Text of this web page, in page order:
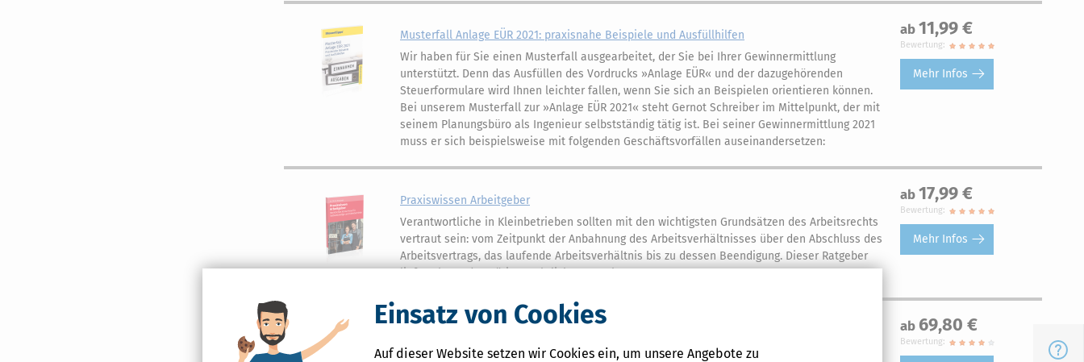
Einsatz von Cookies
Auf dieser Website setzen wir Cookies ein, um unsere Angebote zu
FAQ
Musterfall Anlage EÜR 2021: praxisnahe Beispiele und Ausfüllhilfen
Wir haben für Sie einen Musterfall ausgearbeitet, der Sie bei Ihrer Gewinnermittlung
unterstützt. Denn das Ausfüllen des Vordrucks »Anlage EÜR« und der dazugehörenden
Steuerformulare wird Ihnen leichter fallen, wenn Sie sich an Beispielen orientieren können.
Bei unserem Musterfall zur »Anlage EÜR 2021« steht Gernot Schreiber im Mittelpunkt, der mit
seinem Planungsbüro als Ingenieur selbstständig tätig ist. Bei seiner Gewinnermittlung 2021
muss er sich beispielsweise mit folgenden Geschäftsvorfällen auseinandersetzen:
ab 11,99 €
Bewertung:
Mehr Infos
Praxiswissen Arbeitgeber
Verantwortliche in Kleinbetrieben sollten mit den wichtigsten Grundsätzen des Arbeitsrechts
vertraut sein: vom Zeitpunkt der Anbahnung des Arbeitsverhältnisses über den Abschluss des
Arbeitsvertrags, das laufende Arbeitsverhältnis bis zu dessen Beendigung. Dieser Ratgeber
liefert Ihnen das nötige rechtliche Know-how!
ab 17,99 €
Bewertung:
Mehr Infos
Der SteuerBerater für Selbstständige ist Ihr aktueller und finanzamtssicherer Begleiter durch
ab 69,80 €
Bewertung: